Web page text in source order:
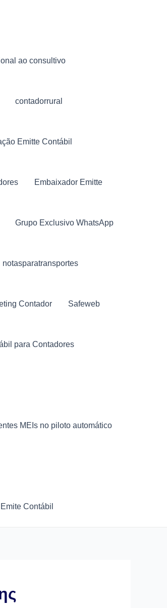
ao consultivo
contadorrural
Emitte Contábil
Embaixador Emitte
Grupo Exclusivo WhatsApp
notasparatransportes
Contador Safeweb
para Contadores
MEIs no piloto automático
Contábil